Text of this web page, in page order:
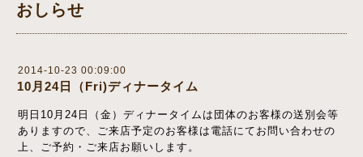
おしらせ
2014-10-23 00:09:00
10月24日（Fri)ディナータイム
明日10月24日（金）ディナータイムは団体のお客様の送別会等
ありますので、ご来店予定のお客様は電話にてお問い合わせの
上、ご予約・ご来店お願いします。